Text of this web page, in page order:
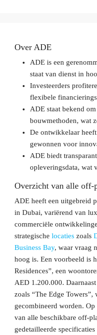
Over ADE
ADE is een
staat van dienst in
Investeerders
flexibele
ADE staat bekend
bouwmethoden, wat
De ontwikkelaar
gewonnen voor
ADE biedt
opleveringsdata, wat
Overzicht van alle off-
ADE heeft een uitgebreid
in Dubai, variërend van
commerciële
strategischelocaties zoals
Business Bay, waar vraag
hoog is. Een voorbeeld is
Residences”, een
AED 1.200.000.
zoals “The Edge
gecombineerd worden.
van alle beschikbare off-
gedetailleerde